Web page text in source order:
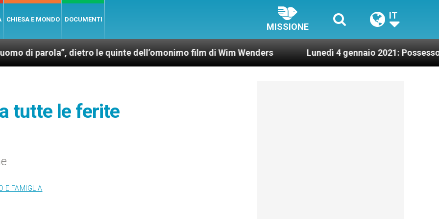
CHIESA E MONDO DOCUMENTI
MISSIONE
IT
dietro le quinte dell’omonimo film di Wim Wenders Lunedì 4 gennaio 2021: Possesso
tutte le ferite
E FAMIGLIA